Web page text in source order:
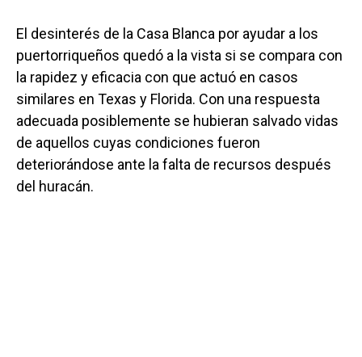
El desinterés de la Casa Blanca por ayudar a los
puertorriqueños quedó a la vista si se compara con
la rapidez y eficacia con que actuó en casos
similares en Texas y Florida. Con una respuesta
adecuada posiblemente se hubieran salvado vidas
de aquellos cuyas condiciones fueron
deteriorándose ante la falta de recursos después
del huracán.